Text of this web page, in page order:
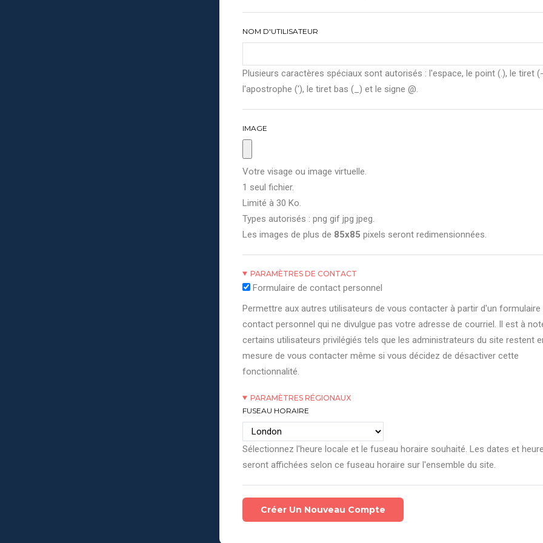
NOM D'UTILISATEUR
Plusieurs caractères spéciaux sont autorisés : l'espace, le point (.), le tiret
l'apostrophe ('), le tiret bas (_) et le signe @.
IMAGE
Votre visage ou image virtuelle.
1 seul fichier.
Limité à 30 Ko.
Types autorisés : png gif jpg jpeg.
Les images de plus de 85x85 pixels seront redimensionnées.
PARAMÈTRES DE CONTACT
Formulaire de contact personnel
Permettre aux autres utilisateurs de vous contacter à partir d'un formulaire
contact personnel qui ne divulgue pas votre adresse de courriel. Il est à
certains utilisateurs privilégiés tels que les administrateurs du site restent
mesure de vous contacter même si vous décidez de désactiver cette
fonctionnalité.
PARAMÈTRES RÉGIONAUX
FUSEAU HORAIRE
Sélectionnez l'heure locale et le fuseau horaire souhaité. Les dates et
seront affichées selon ce fuseau horaire sur l'ensemble du site.